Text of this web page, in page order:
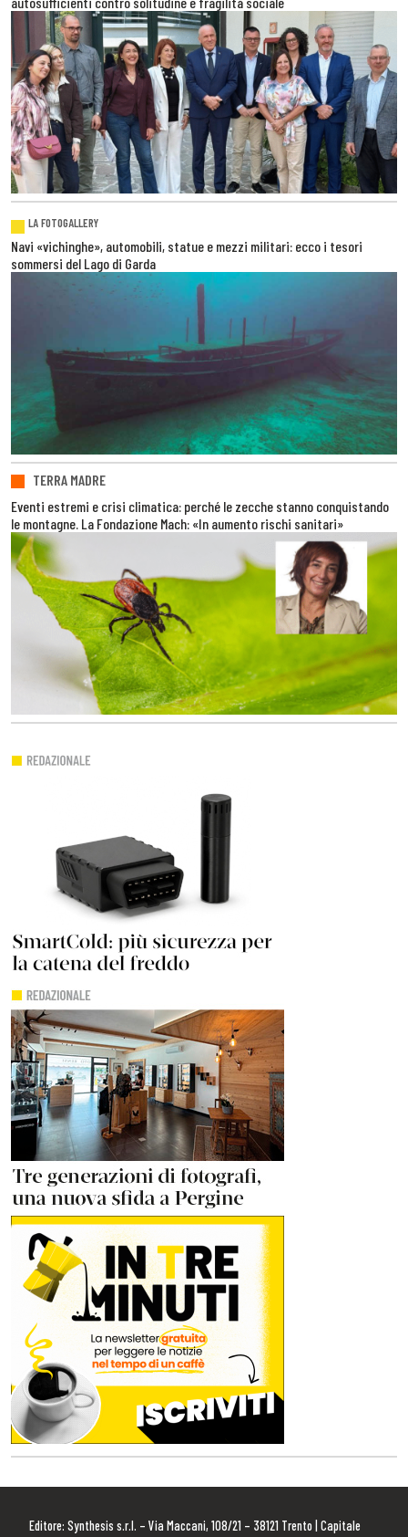
LA FOTOGALLERY
Navi «vichinghe», automobili, statue e mezzi militari: ecco i tesori
sommersi del Lago di Garda
TERRA MADRE
Eventi estremi e crisi climatica: perché le zecche stanno conquistando
le montagne. La Fondazione Mach: «In aumento rischi sanitari»
Editore: Synthesis s.r.l. – Via Maccani, 108/21 – 38121 Trento | Capitale